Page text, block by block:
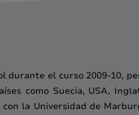
durante el curso 2009-10,
como Suecia, USA,
la Universidad de